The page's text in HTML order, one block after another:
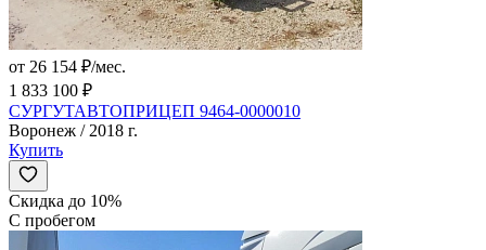
от 26 154 ₽/мес.
1 833 100 ₽
СУРГУТАВТОПРИЦЕП 9464-0000010
Воронеж / 2018 г.
Купить
Скидка до 10%
С пробегом